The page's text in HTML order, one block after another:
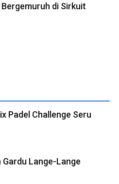
di Sirkuit
Padel Challenge Seru
Gardu Lange-Lange